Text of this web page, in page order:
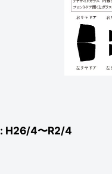
H26/4〜R2/4